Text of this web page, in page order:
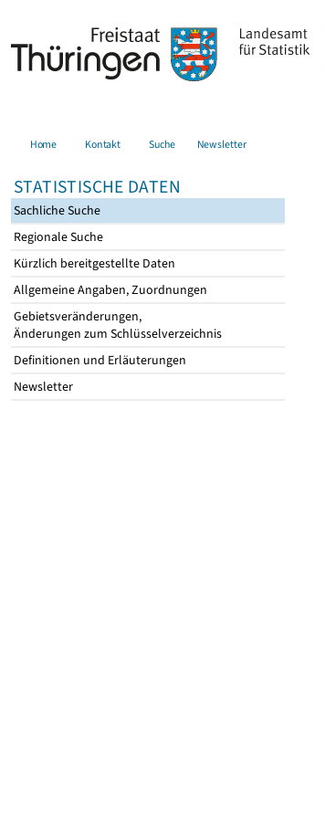
Home Kontakt Suche Newsletter
STATISTISCHE DATEN
Sachliche Suche
Regionale Suche
Kürzlich bereitgestellte Daten
Allgemeine Angaben, Zuordnungen
Gebietsveränderungen,
Änderungen zum Schlüsselverzeichnis
Definitionen und Erläuterungen
Newsletter